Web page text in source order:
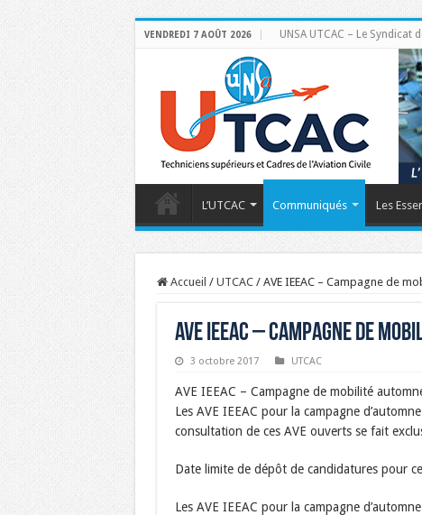
VENDREDI 7 AOÛT 2026 UNSA UTCAC – Le Syndicat
L’UTCAC Communiqués Les
Accueil / UTCAC / AVE IEEAC – Campagne de
AVE IEEAC – Campagne de
3 octobre 2017 UTCAC
AVE IEEAC – Campagne de mobilité
Les AVE IEEAC pour la campagne
consultation de ces AVE ouverts se fait
Date limite de dépôt de candidatures pour
Les AVE IEEAC pour la campagne